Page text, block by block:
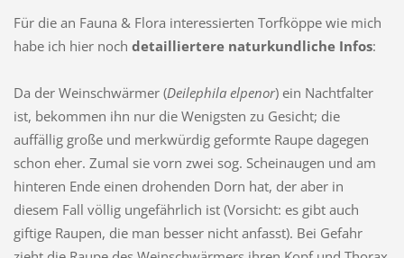
Für die an Fauna & Flora interessierten Torfköppe wie mich
habe ich hier noch detailliertere naturkundliche Infos:
Da der Weinschwärmer (Deilephila elpenor) ein Nachtfalter
ist, bekommen ihn nur die Wenigsten zu Gesicht; die
auffällig große und merkwürdig geformte Raupe dagegen
schon eher. Zumal sie vorn zwei sog. Scheinaugen und am
hinteren Ende einen drohenden Dorn hat, der aber in
diesem Fall völlig ungefährlich ist (Vorsicht: es gibt auch
giftige Raupen, die man besser nicht anfasst). Bei Gefahr